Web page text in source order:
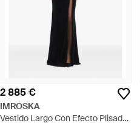
2 885 €
IMROSKA
Vestido Largo Con Efecto Plisado